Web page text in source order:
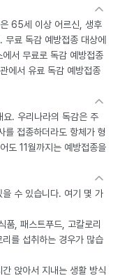
65세 이상 어르신, 생후
료 독감 예방접종 대상에
서 무료로 독감 예방접종
에서 유료 독감 예방접종
. 우리나라의 독감은 주
를 접종하더라도 항체가 형
도 11월까지는 예방접종을
수 있습니다. 여기 몇 가
품, 패스트푸드, 고칼로리
를 섭취하는 경우가 많습
앉아서 지내는 생활 방식